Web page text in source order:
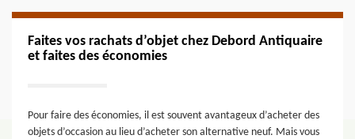
Faites vos rachats d’objet chez Debord Antiquaire
et faites des économies
Pour faire des économies, il est souvent avantageux d’acheter des
objets d’occasion au lieu d’acheter son alternative neuf. Mais vous